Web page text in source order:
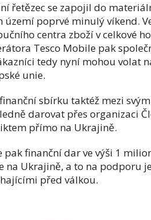
řetězec se zapojil do
území poprvé minulý víkend.
centra zboží v celkové
Tesco Mobile pak
tedy nyní mohou volat
unie.
sbírku taktéž mezi
darovat přes organizaci
přímo na Ukrajině.
pak finanční dar ve výši 1
na Ukrajině, a to na podporu
před válkou.